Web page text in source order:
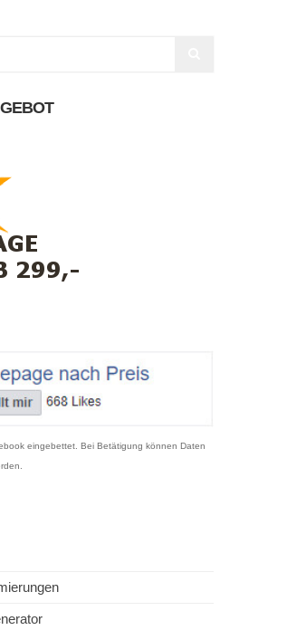
eingebettet. Bei Betätigung können Daten